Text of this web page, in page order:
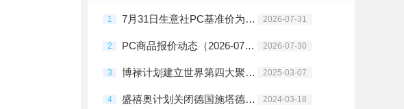
1 7月31日生意社PC基准价为13983.33元/吨 2026-07-31
2 PC商品报价动态（2026-07-30） 2026-07-30
3 博禄计划建立世界第四大聚烯烃企业 2025-03-07
4 盛禧奥计划关闭德国施塔德PC工厂 2024-03-18